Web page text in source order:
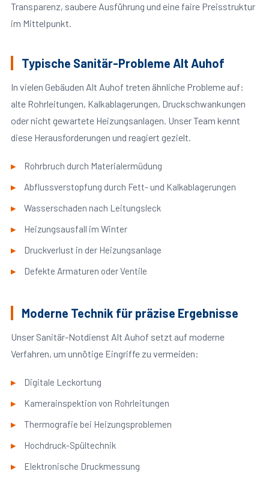
Transparenz, saubere Ausführung und eine faire Preisstruktur
im Mittelpunkt.
Typische Sanitär-Probleme Alt Auhof
In vielen Gebäuden Alt Auhof treten ähnliche Probleme auf:
alte Rohrleitungen, Kalkablagerungen, Druckschwankungen
oder nicht gewartete Heizungsanlagen. Unser Team kennt
diese Herausforderungen und reagiert gezielt.
Rohrbruch durch Materialermüdung
Abflussverstopfung durch Fett- und Kalkablagerungen
Wasserschaden nach Leitungsleck
Heizungsausfall im Winter
Druckverlust in der Heizungsanlage
Defekte Armaturen oder Ventile
Moderne Technik für präzise Ergebnisse
Unser Sanitär-Notdienst Alt Auhof setzt auf moderne
Verfahren, um unnötige Eingriffe zu vermeiden:
Digitale Leckortung
Kamerainspektion von Rohrleitungen
Thermografie bei Heizungsproblemen
Hochdruck-Spültechnik
Elektronische Druckmessung